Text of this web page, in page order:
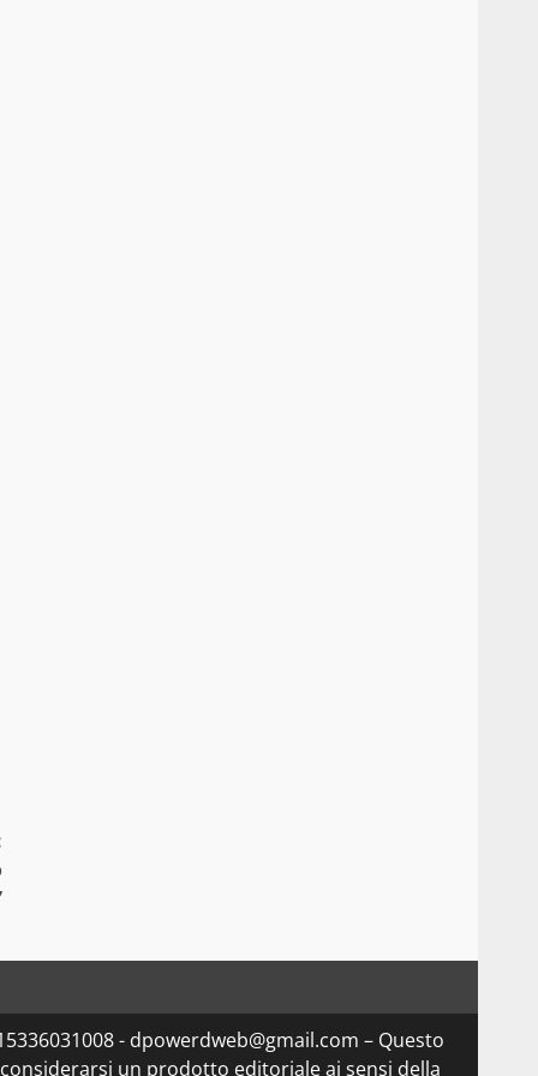
- dpowerdweb@gmail.com – Questo
un prodotto editoriale ai sensi della